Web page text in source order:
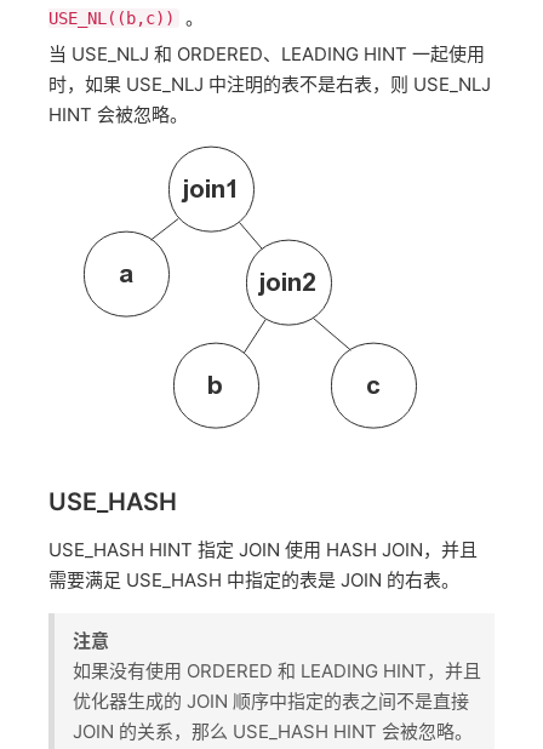
USE_NL((b,c))
。
当 USE_NLJ 和 ORDERED、LEADING HINT 一起使用
时，如果 USE_NLJ 中注明的表不是右表，则 USE_NLJ
HINT 会被忽略。
USE_HASH
USE_HASH HINT 指定 JOIN 使用 HASH JOIN，并且
需要满足 USE_HASH 中指定的表是 JOIN 的右表。
注意
如果没有使用 ORDERED 和 LEADING HINT，并且
优化器生成的 JOIN 顺序中指定的表之间不是直接
JOIN 的关系，那么 USE_HASH HINT 会被忽略。